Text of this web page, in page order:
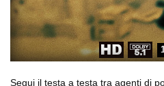
Segui il testa a testa tra agenti di